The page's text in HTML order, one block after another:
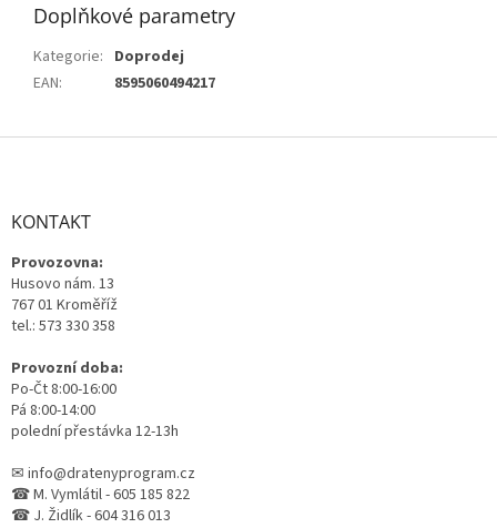
Doplňkové parametry
Kategorie: Doprodej
EAN: 8595060494217
Z
KONTAKT
Provozovna:
Husovo nám. 13
767 01 Kroměříž
tel.: 573 330 358
Provozní doba:
Po-Čt 8:00-16:00
Pá 8:00-14:00
polední přestávka 12-13h
✉ info@dratenyprogram.cz
☎ M. Vymlátil - 605 185 822
☎ J. Židlík - 604 316 013